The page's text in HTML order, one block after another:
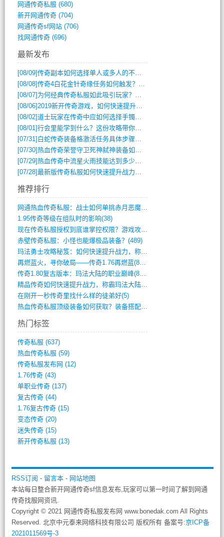
网通传奇私服 (680)
新开网通传奇(704)
网通传奇sf网站(706)
找网通传奇(696)
最新发布
[08/09]传奇副本如何选择单人或多人的不同模式？
[08/08]传奇4白花金针奇缘任务如何触发？完整攻略解析
[08/07] 为何经典传奇私服如此吸引玩家？深度攻略解析
[08/06]2019新开传奇游戏，如何快速提升角色等级？
[08/02]道士玩家在传奇中应如何选择手镯装备？
[08/01]行会里能学到什么？这份攻略带你全掌握
[07/31] 白蛇传奇装备格激活任务具体步骤是什么？如何完成？
[07/30]热血传奇荣誉守卫死神弑神装备如何获取与佩戴攻略？
[07/29]热血传奇中流星火雨技能达到多少级可以开始练装备？
[07/28]最新版传奇私服如何快速提升战力与获取稀有装备？
推荐排行
网通热血传奇私服：战士如何单挑赤月恶魔？(311)
1.95传奇等级在组队时的影响(38)
现在传奇私服授权到底谁掌控权限？游戏攻略(789)
赤壁传奇私服：小怪也能爆极品装备？(489)
玛法勇士攻略秘笈：如何快速提升战力，称霸(717)
再燃蓝火，寻你破局——传奇1.76再燃蓝(893)
传奇1.80复古版本：玛法大陆的职业巅峰(873)
精品传奇如何快速提升战力，称霸玛法大陆？(392)
在刚开一秒传奇里找什么样的徒弟好(5)
热血传奇私服顶级装备如何获取？装备搭配与(688)
热门标签
传奇私服 (637)
热血传奇私服 (59)
传奇私服发布网 (12)
1.76传奇(43)
单职业传奇(137)
复古传奇(44)
1.76复古传奇(15)
变态传奇(20)
迷失传奇(15)
新开传奇私服 (13)
RSS订阅 - 留言本- 网站地图
本站每日整合新开网通传奇sf信息发布,玩家可以第一时间了解到网通
传奇找服网资讯.
Copyright © 2021 网通传奇私服发布网 www.bonedak.com All Rights
Reserved. 北京中元泰来网络科技有限公司 版权所有 备案号:京ICP备
2021011569号-3